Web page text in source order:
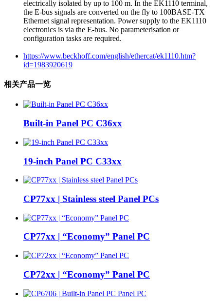
electrically isolated by up to 100 m. In the EK1110 terminal,
the E-bus signals are converted on the fly to 100BASE-TX
Ethernet signal representation. Power supply to the EK1110
electronics is via the E-bus. No parameterisation or
configuration tasks are required.
https://www.beckhoff.com/english/ethercat/ek1110.htm?
id=1983920619
相关产品一览
Built-in Panel PC C36xx
19-inch Panel PC C33xx
CP77xx | Stainless steel Panel PCs
CP77xx | “Economy” Panel PC
CP72xx | “Economy” Panel PC